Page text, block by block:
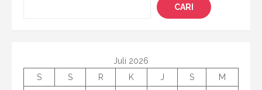
CARI
Juli 2026
S
S R K J S
M